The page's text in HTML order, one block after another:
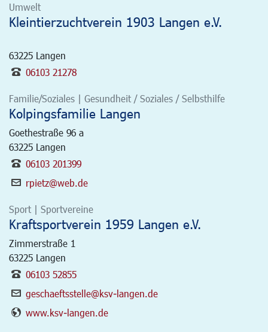
Umwelt
Kleintierzuchtverein 1903 Langen e.V.
63225 Langen
06103 21278
Familie/Soziales | Gesundheit / Soziales / Selbsthilfe
Kolpingsfamilie Langen
Goethestraße 96 a
63225 Langen
06103 201399
rpietz@web.de
Sport | Sportvereine
Kraftsportverein 1959 Langen e.V.
Zimmerstraße 1
63225 Langen
06103 52855
geschaeftsstelle@ksv-langen.de
www.ksv-langen.de